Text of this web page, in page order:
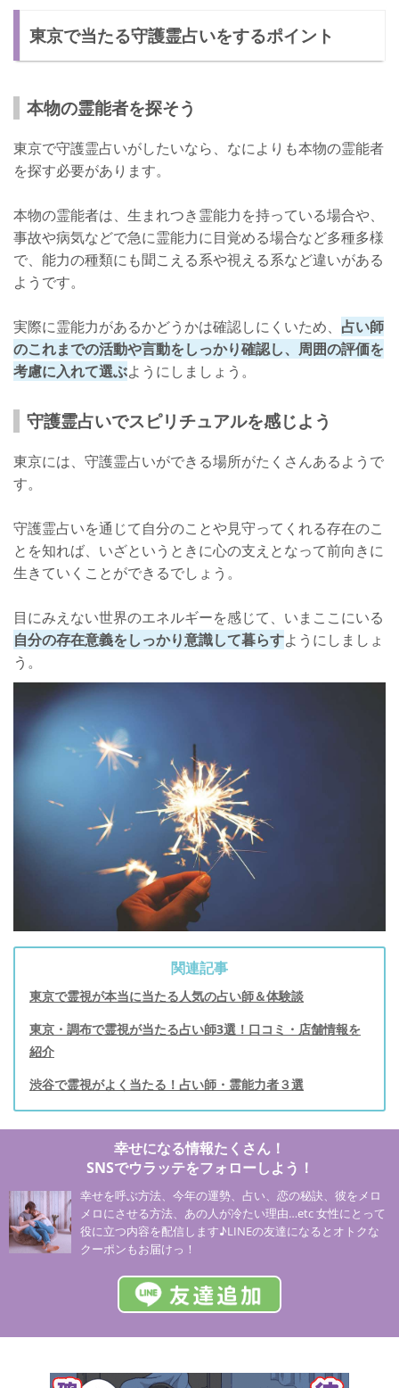
東京で当たる守護霊占いをするポイント
本物の霊能者を探そう
東京で守護霊占いがしたいなら、なによりも本物の霊能者
を探す必要があります。
本物の霊能者は、生まれつき霊能力を持っている場合や、
事故や病気などで急に霊能力に目覚める場合など多種多様
で、能力の種類にも聞こえる系や視える系など違いがある
ようです。
実際に霊能力があるかどうかは確認しにくいため、 占い師
のこれまでの活動や言動をしっかり確認し、周囲の評価を
考慮に入れて選ぶようにしましょう。
守護霊占いでスピリチュアルを感じよう
東京には、守護霊占いができる場所がたくさんあるようで
す。
守護霊占いを通じて自分のことや見守ってくれる存在のこ
とを知れば、いざというときに心の支えとなって前向きに
生きていくことができるでしょう。
目にみえない世界のエネルギーを感じて、いまここにいる
自分の存在意義をしっかり意識して暮らすようにしましょ
う。
関連記事
東京で霊視が本当に当たる人気の占い師＆体験談
東京・調布で霊視が当たる占い師3選！口コミ・店舗情報を
紹介
渋谷で霊視がよく当たる！占い師・霊能力者３選
幸せになる情報たくさん！
SNSでウラッテをフォローしよう！
幸せを呼ぶ方法、今年の運勢、占い、恋の秘訣、彼をメロ
メロにさせる方法、あの人が冷たい理由…etc 女性にとって
役に立つ内容を配信します♪LINEの友達になるとオトクな
クーポンもお届けっ！